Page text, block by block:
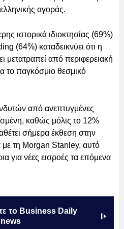
αγοράς.
ιστορικά ιδιοκτησίας (69%)
(64%) καταδεικνύει ότι η
μετατραπεί από περιφερειακή
το παγκόσμιο θεσμικό
από ανεπτυγμένες
καθώς μόλις το 12%
σήμερα έκθεση στην
τη Morgan Stanley, αυτό
για νέες εισροές τα επόμενα
το Business Daily